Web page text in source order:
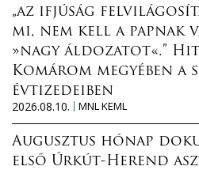
„az ifjúság
mi, nem kell a papnak
»nagy áldozatot«.”
Komárom megyében a
évtizedeiben
2026.08.10.
MNL KEML
Augusztus hónap
első Úrkút-Herend